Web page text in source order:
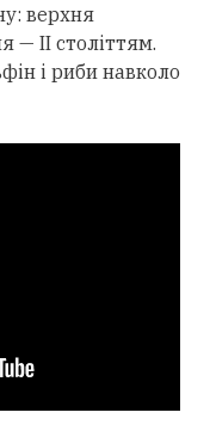
верхня
— II століттям.
і риби навколо